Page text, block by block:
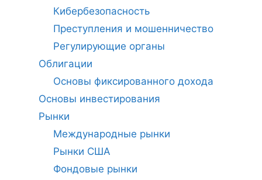
Кибербезопасность
Преступления и мошенничество
Регулирующие органы
Облигации
Основы фиксированного дохода
Основы инвестирования
Рынки
Международные рынки
Рынки США
Фондовые рынки